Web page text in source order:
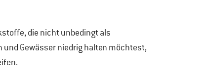
die nicht unbedingt als
Gewässer niedrig halten möchtest,